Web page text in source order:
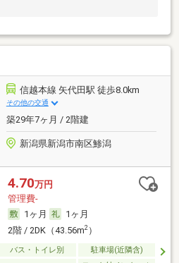
信越本線 矢代田駅 徒歩8.0km
その他の交通
築29年7ヶ月 / 2階建
新潟県新潟市南区鯵潟
4.70万円
管理費-
1ヶ月
1ヶ月
2階 / 2DK（43.56m2）
バス・トイレ別
駐車場(近隣含)